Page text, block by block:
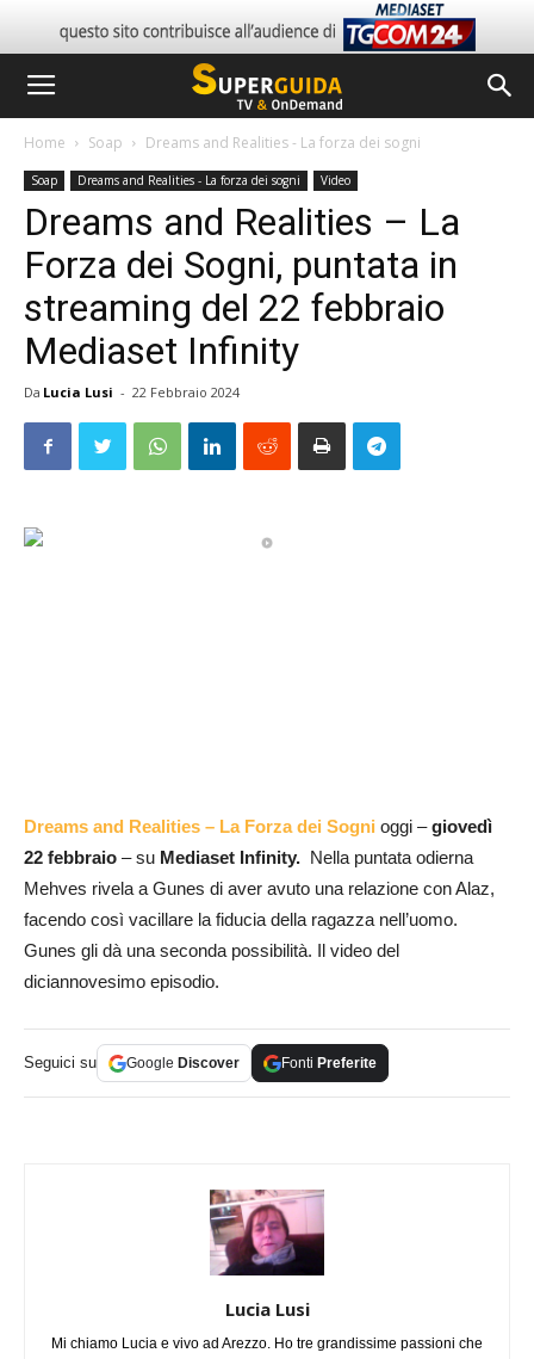
Home Soap Dreams and Realities - La forza dei sogni
Soap Dreams and Realities - La forza dei sogni Video
Dreams and Realities – La
Forza dei Sogni, puntata in
streaming del 22 febbraio
Mediaset Infinity
Da Lucia Lusi - 22 Febbraio 2024
Dreams and Realities – La Forza dei Sogni oggi –giovedì
22 febbraio – su Mediaset Infinity. Nella puntata odierna
Mehves rivela a Gunes di aver avuto una relazione con Alaz,
facendo così vacillare la fiducia della ragazza nell’uomo.
Gunes gli dà una seconda possibilità. Il video del
diciannovesimo episodio.
Seguici su Google Discover Fonti Preferite
Lucia Lusi
Mi chiamo Lucia e vivo ad Arezzo. Ho tre grandissime passioni che